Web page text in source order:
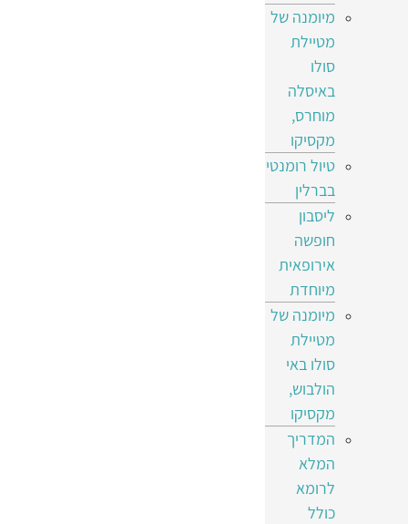
מיומנה של
מטיילת
סולו
באיסלה
מוחרס,
מקסיקו
טיול רומנטי
בברלין
ליסבון
חופשה
אירופאית
מיוחדת
מיומנה של
מטיילת
סולו באי
הולבוש,
מקסיקו
המדריך
המלא
לרומא
כולל